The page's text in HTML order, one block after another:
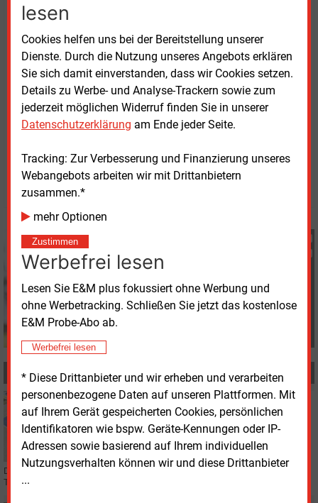
lesen
Cookies helfen uns bei der Bereitstellung unserer
Dienste. Durch die Nutzung unseres Angebots erklären
Sie sich damit einverstanden, dass wir Cookies setzen.
Details zu Werbe- und Analyse-Trackern sowie zum
jederzeit möglichen Widerruf finden Sie in unserer
Datenschutzerklärung am Ende jeder Seite.
Tracking: Zur Verbesserung und Finanzierung unseres
Webangebots arbeiten wir mit Drittanbietern
zusammen.*
mehr Optionen
Zustimmen
Werbefrei lesen
Lesen Sie E&M plus fokussiert ohne Werbung und
ohne Werbetracking. Schließen Sie jetzt das kostenlose
E&M Probe-Abo ab.
Werbefrei lesen
* Diese Drittanbieter und wir erheben und verarbeiten
personenbezogene Daten auf unseren Plattformen. Mit
auf Ihrem Gerät gespeicherten Cookies, persönlichen
Identifikatoren wie bspw. Geräte-Kennungen oder IP-
Adressen sowie basierend auf Ihrem individuellen
Nutzungsverhalten können wir und diese Drittanbieter
...
zahlen dann an den Pulse-Ladestationen
55
Cent/kWh. Zusätzlich haben sie per Roaming
Zugang zu praktisch allen (98
Prozent) öffentlichen
Ladepunkten in Deutschland und zahlen dort
75
Cent/kWh. Der ADAC hatte Ende 2024
22,2
Millionen Mitglieder.
Georg Eble
© 2026 Energie & Management GmbH
management.de
MEHR ZUM THEMA
Mittwoch, 8.07.2026, 17:46
VERTRIEB
EnBW senkt im Sommer die Ladepreise für E-Autos
Das Energieunternehmen EnBW verbilligt während der Sommermonate seine
Tarife an den eigenen Ladesäulen.